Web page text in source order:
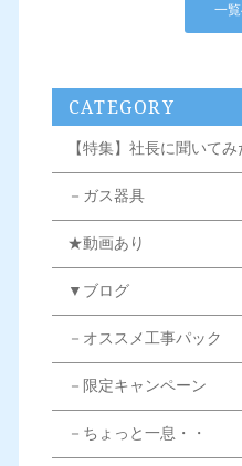
一
CATEGORY
【特集】社長に聞いてみ
－ガス器具
★動画あり
▼ブログ
－オススメ工事パック
－限定キャンペーン
－ちょっと一息・・